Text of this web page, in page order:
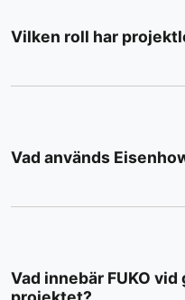
Vilken roll har
Vad används
Vad innebär FUKO